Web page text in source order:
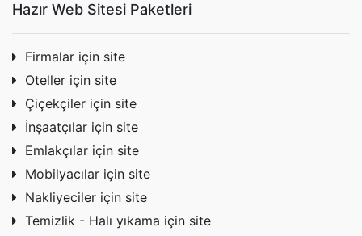
Hazır Web Sitesi Paketleri
Firmalar için site
Oteller için site
Çiçekçiler için site
İnşaatçılar için site
Emlakçılar için site
Mobilyacılar için site
Nakliyeciler için site
Temizlik - Halı yıkama için site